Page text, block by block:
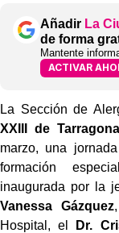
Añadir La
de forma
Mantente
ACTIVAR
La Sección de
XXIII de Tarragona
marzo, una
formación
inaugurada por la
Vanessa Gázquez
Hospital, el
Dr.